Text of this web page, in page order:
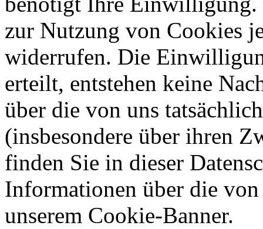
zur Nutzung von Cookies
widerrufen. Die
erteilt, entstehen keine
über die von uns
(insbesondere über ihren
finden Sie in dieser
Informationen über die
unserem Cookie-Banner.